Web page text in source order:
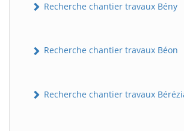
Recherche chantier travaux Bény
Recherche chantier travaux Béon
Recherche chantier travaux